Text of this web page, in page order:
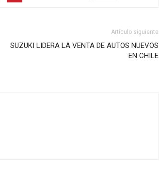
Artículo siguiente
SUZUKI LIDERA LA VENTA DE AUTOS NUEVOS
EN CHILE